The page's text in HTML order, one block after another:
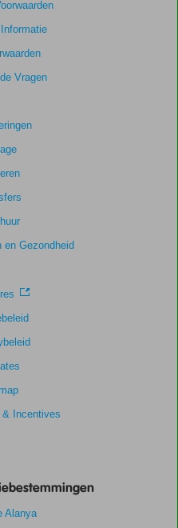
-
Vragen
en Gezondheid
& Incentives
Alanya